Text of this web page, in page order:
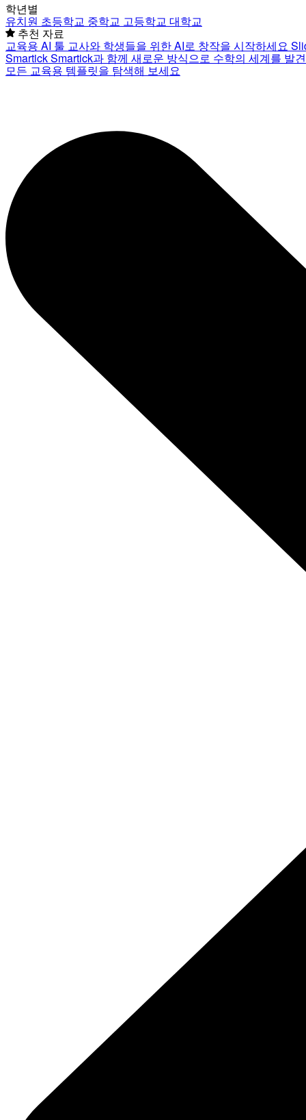
학년별
유치원 초등학교 중학교 고등학교 대학교
추천 자료
교육용 AI 툴 교사와 학생들을 위한 AI로 창작을 시작하세요
SmartickSmartick과 함께 새로운 방식으로 수학의 세계를 발
모든 교육용 템플릿을 탐색해 보세요